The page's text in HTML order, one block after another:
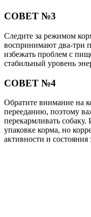
СОВЕТ №3
Следите за режимом
воспринимают два-три
избежать проблем с
стабильный уровень
СОВЕТ №4
Обратите внимание на
перееданию, поэтому
перекармливать
упаковке корма, но
активности и